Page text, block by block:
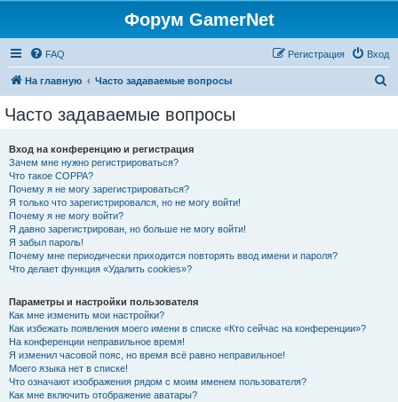
Форум GamerNet
FAQ Вход
Регистрация
На главную Часто задаваемые вопросы
Часто задаваемые вопросы
Вход на конференцию и регистрация
Зачем мне нужно регистрироваться?
Что такое COPPA?
Почему я не могу зарегистрироваться?
Я только что зарегистрировался, но не могу войти!
Почему я не могу войти?
Я давно зарегистрирован, но больше не могу войти!
Я забыл пароль!
Почему мне периодически приходится повторять ввод имени и пароля?
Что делает функция «Удалить cookies»?
Параметры и настройки пользователя
Как мне изменить мои настройки?
Как избежать появления моего имени в списке «Кто сейчас на конференции»?
На конференции неправильное время!
Я изменил часовой пояс, но время всё равно неправильное!
Моего языка нет в списке!
Что означают изображения рядом с моим именем пользователя?
Как мне включить отображение аватары?